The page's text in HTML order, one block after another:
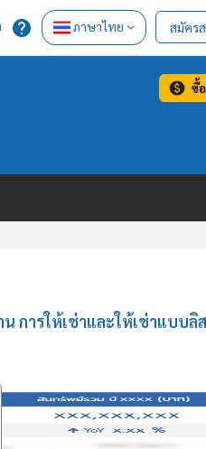
ภาษาไทย สมัคร
ซื้
การให้เช่าและให้เช่าแบบลิ